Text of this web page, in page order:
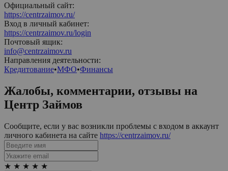
Официальный сайт:
https://centrzaimov.ru/
Вход в личный кабинет:
https://centrzaimov.ru/login
Почтовый ящик:
info@centrzaimov.ru
Направления деятельности:
Кредитование•МФО•Финансы
Жалобы, комментарии, отзывы на
Центр Займов
Сообщите, если у вас возникли проблемы с входом в аккаунт
личного кабинета на сайте https://centrzaimov.ru/
★ ★ ★ ★ ★